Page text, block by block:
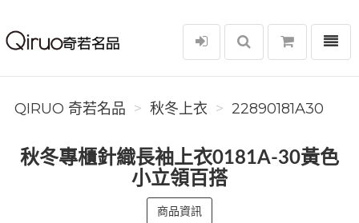
Qiruo 奇若名品
選單
QIRUO 奇若名品 秋冬上衣 22890181A30
秋冬專櫃針織長袖上衣0181A-30黃色
小立領百搭
商品資訊